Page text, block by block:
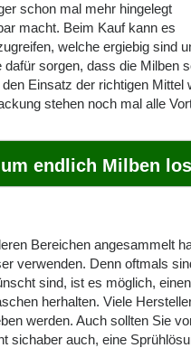
schon mal mehr hingelegt
macht. Beim Kauf kann es
welche ergiebig sind
sorgen, dass die Milben
Einsatz der richtigen
stehen noch mal alle
endlich Milben
Bereichen angesammelt
verwenden. Denn oftmals
sind, ist es möglich,
herhalten. Viele
werden. Auch sollten Sie
sichaber auch, eine